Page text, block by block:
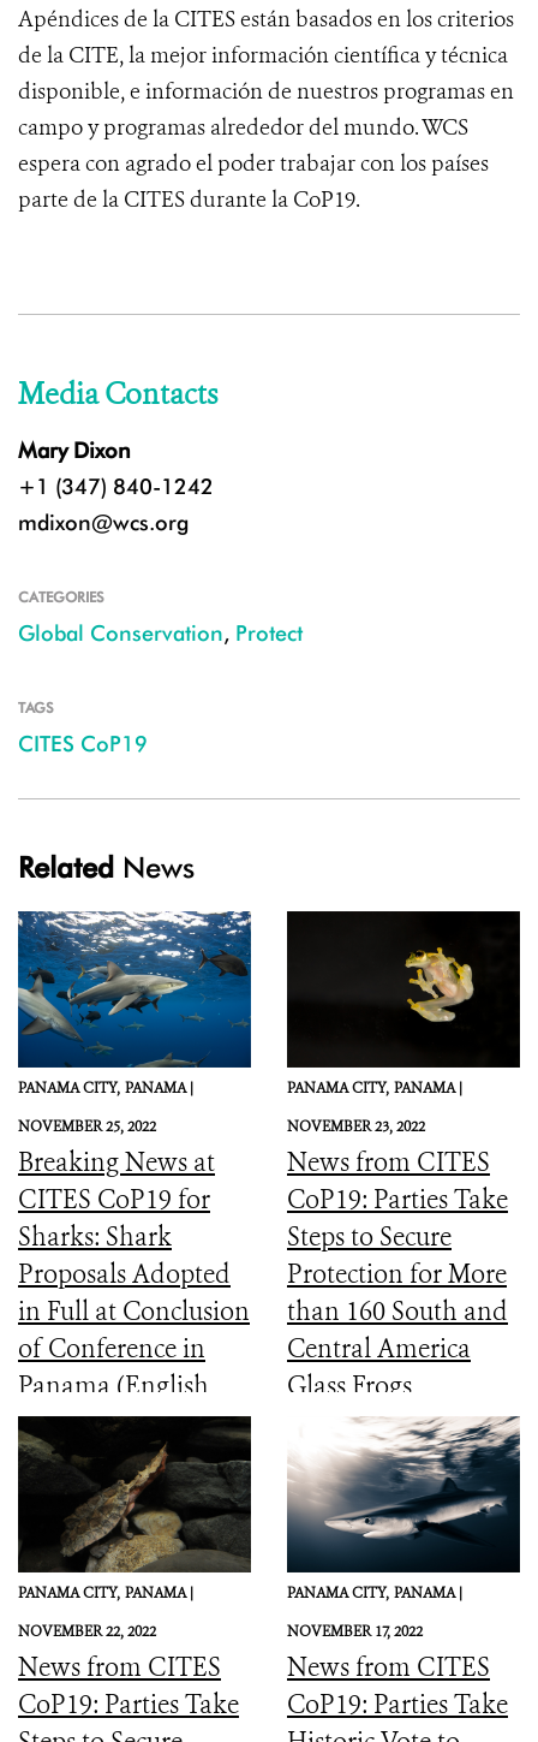
Apéndices de la CITES están basados en los criterios
de la CITE, la mejor información científica y técnica
disponible, e información de nuestros programas en
campo y programas alrededor del mundo. WCS
espera con agrado el poder trabajar con los países
parte de la CITES durante la CoP19.
Media Contacts
Mary Dixon
+1 (347) 840-1242
mdixon@wcs.org
CATEGORIES
Global Conservation, Protect
TAGS
CITES CoP19
Related News
PANAMA CITY, PANAMA |
NOVEMBER 25, 2022
Breaking News at
CITES CoP19 for
Sharks: Shark
Proposals Adopted
in Full at Conclusion
of Conference in
Panama (English,
Spanish, French)
PANAMA CITY, PANAMA |
NOVEMBER 23, 2022
News from CITES
CoP19: Parties Take
Steps to Secure
Protection for More
than 160 South and
Central America
Glass Frogs
PANAMA CITY, PANAMA |
NOVEMBER 22, 2022
News from CITES
CoP19: Parties Take
PANAMA CITY, PANAMA |
NOVEMBER 17, 2022
News from CITES
CoP19: Parties Take